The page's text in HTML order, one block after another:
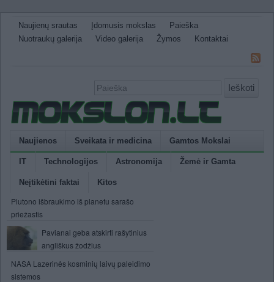
Naujienų srautas Įdomusis mokslas
Paieška
Nuotraukų galerija
Video galerija Žymos Kontaktai
Ieškoti
Naujienos Sveikata ir medicina Gamtos Mokslai
IT Technologijos Astronomija Žemė ir Gamta
Neįtikėtini faktai Kitos
Plutono išbraukimo iš planetu sarašo
priežastis
Pavianai geba atskirti rašytinius
angliškus žodžius
NASA Lazerinės kosminių laivų paleidimo
sistemos